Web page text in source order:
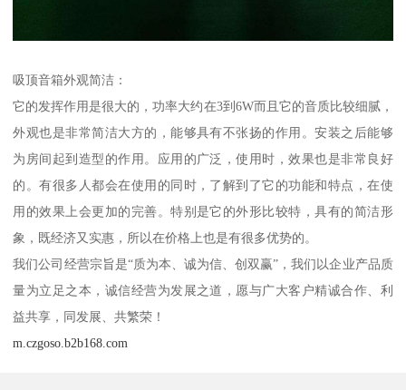
吸顶音箱外观简洁：
它的发挥作用是很大的，功率大约在3到6W而且它的音质比较细腻，
外观也是非常简洁大方的，能够具有不张扬的作用。安装之后能够
为房间起到造型的作用。应用的广泛，使用时，效果也是非常良好
的。有很多人都会在使用的同时，了解到了它的功能和特点，在使
用的效果上会更加的完善。特别是它的外形比较特，具有的简洁形
象，既经济又实惠，所以在价格上也是有很多优势的。
我们公司经营宗旨是“质为本、诚为信、创双赢”，我们以企业产品质
量为立足之本，诚信经营为发展之道，愿与广大客户精诚合作、利
益共享，同发展、共繁荣！
m.czgoso.b2b168.com